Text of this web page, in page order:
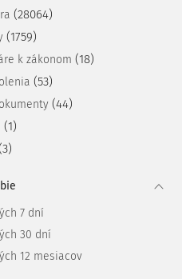
(28064)
(1759)
k zákonom (18)
(53)
(44)
(1)
7 dní
30 dní
12 mesiacov